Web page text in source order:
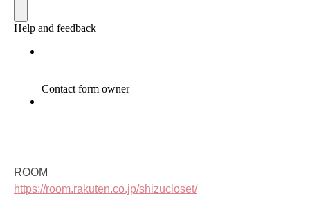
ROOM
https://room.rakuten.co.jp/shizucloset/